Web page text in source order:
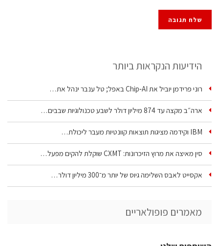
הידיעות הנקראות ביותר
רוני פרידמן יוביל את Chip‑AI באפל; טל ענבר ינהל את…
ארה״ב מקצה עד 874 מיליון דולר לשבע טכנולוגיות שבבים…
IBM וקידמה מציגות תוצאות קוונטיות מעבר ליכולת…
סין מאיצה את מרוץ הזיכרונות: CXMT שוקלת להקים מפעל…
אקסייט לאבס השלימה גיוס של יותר מ־300 מיליון דולר…
מאמרים פופולאריים